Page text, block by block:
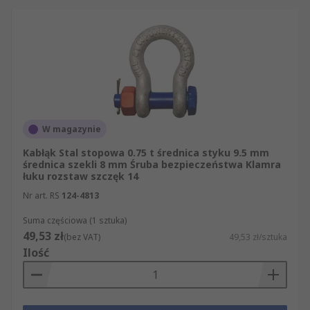
W magazynie
Kabłąk Stal stopowa 0.75 t średnica styku 9.5 mm
średnica szekli 8 mm Śruba bezpieczeństwa Klamra
łuku rozstaw szczęk 14
Nr art. RS 124-4813
Suma częściowa (1 sztuka)
49,53 zł(bez VAT) 49,53 zł/sztuka
Ilość